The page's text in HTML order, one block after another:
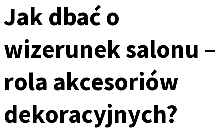
Jak dbać o
wizerunek salonu –
rola akcesoriów
dekoracyjnych?